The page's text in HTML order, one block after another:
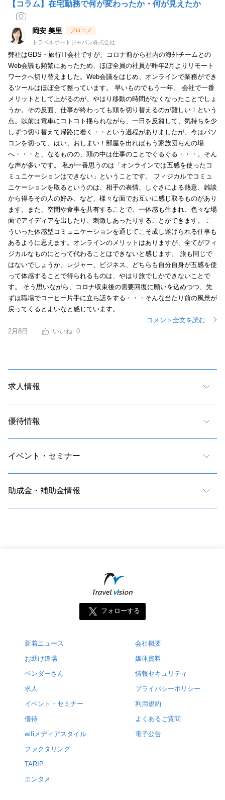
【コラム】在宅勤務で何が変わったか・何が見えたか
岡安 美里
トラベルポートジャパン株式会社
弊社はGDS・旅行IT会社ですが、コロナ前から社内の海外チームとの
Web会議も頻繁にあったため、ほぼ全員の社員が昨年2月よりリモート
ワークへ切り替えました。Web会議をはじめ、オンラインで業務ができ
るツールはほぼ全て整っています。 早いものでもう一年。 会社で一番
メリットとして上がるのが、やはり移動の時間がなくなったことでしょ
うか。その反面、仕事が終わっても頭を切り替えるのが難しい！という
点。以前は電車にコトコト揺られながら、一日を反芻して、気持ちを少
しずつ切り替えて帰路に着く・・という過程がありましたが、今はパソ
コンを切って、はい、おしまい！部屋を出ればもう家族団らんの場
へ・・・と、なるものの、頭の中は仕事のことでぐるぐる・・・。そん
な声が多いです。 私が一番思うのは「オンラインでは五感を使ったコ
ミュニケーションはできない」ということです。 フィジカルでコミュ
ニケーションを取るというのは、相手の表情、しぐさによる熱意、雑談
から得るその人の好み、など、様々な面でお互いに感じ取るものがあり
ます。また、空間や食事を共有することで、一体感も生まれ、色々な場
面でアイディアを出したり、刺激しあったりすることができます。 こ
ういった体感型コミュニケーションを通じてこそ成し遂げられる仕事も
あるように思えます。オンラインのメリットはありますが、全てがフィ
ジカルなものにとって代わることはできないと感じます。 旅も同じで
はないでしょうか。レジャー、ビジネス、どちらも自分自身が五感を使
って体感することで得られるものは、やはり旅でしかできないことで
す。 そう思いながら、コロナ収束後の需要回復に願いを込めつつ、先
ずは職場でコーヒー片手に立ち話をする・・・そんな当たり前の風景が
戻ってくるとよいなと感じています。
コメント全文を読む
2月8日
0
求人情報
優待情報
イベント・セミナー
助成金・補助金情報
フォローする
新着ニュース
お助け道場
ベンダーさん
求人
イベント・セミナー
優待
wifiメディアスタイル
ファクタリング
TARIP
エンタメ
会社概要
媒体資料
情報セキュリティ
プライバシーポリシー
利用規約
よくあるご質問
電子公告